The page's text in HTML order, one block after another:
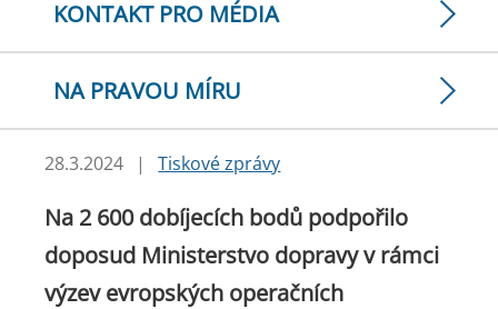
KONTAKT PRO MÉDIA
NA PRAVOU MÍRU
28.3.2024 | Tiskové zprávy
Na 2 600 dobíjecích bodů podpořilo
doposud Ministerstvo dopravy v rámci
výzev evropských operačních